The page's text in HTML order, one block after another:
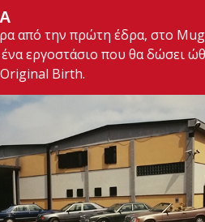
από την πρώτη έδρα, στο
ένα εργοστάσιο που θα δώσει
Birth.